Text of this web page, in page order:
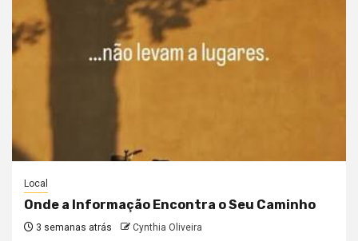
Local
Onde a Informação Encontra o Seu Caminho
3 semanas atrás Cynthia Oliveira